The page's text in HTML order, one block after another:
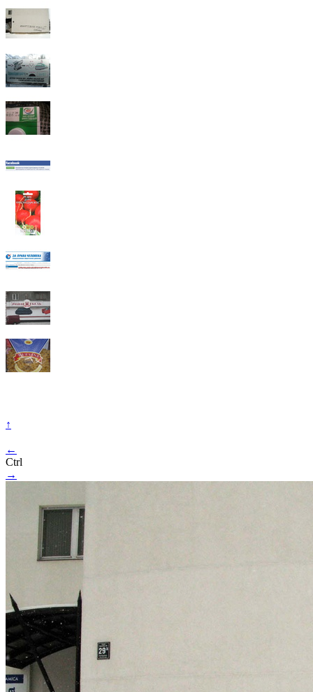
↑
←
Ctrl
→